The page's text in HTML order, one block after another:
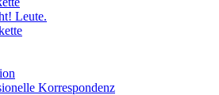
Leute.
Korrespondenz